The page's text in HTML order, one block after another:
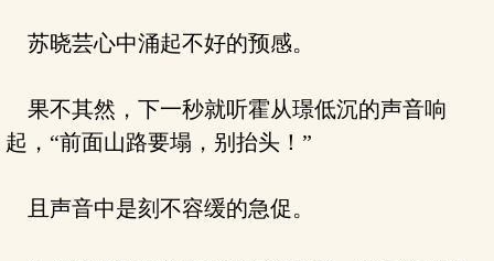
苏晓芸心中涌起不好的预感。
果不其然，下一秒就听霍从璟低沉的声音响
起，“前面山路要塌，别抬头！”
且声音中是刻不容缓的急促。